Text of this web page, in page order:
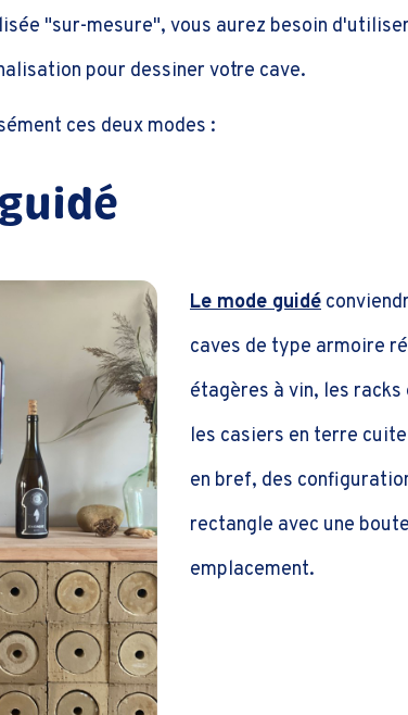
"sur-mesure", vous aurez besoin
pour dessiner votre cave.
ces deux modes :
Le mode guidé
caves de type armoire
étagères à vin, les
les casiers en terre
en bref, des
rectangle avec une
emplacement.